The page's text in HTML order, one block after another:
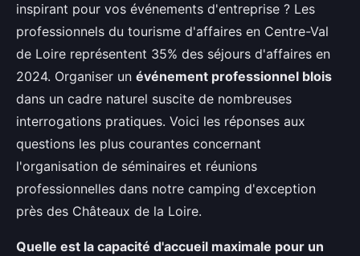
inspirant pour vos événements d'entreprise ? Les
professionnels du tourisme d'affaires en Centre-Val
de Loire représentent 35% des séjours d'affaires en
2024. Organiser un événement professionnel blois
dans un cadre naturel suscite de nombreuses
interrogations pratiques. Voici les réponses aux
questions les plus courantes concernant
l'organisation de séminaires et réunions
professionnelles dans notre camping d'exception
près des Châteaux de la Loire.
Quelle est la capacité d'accueil maximale pour un